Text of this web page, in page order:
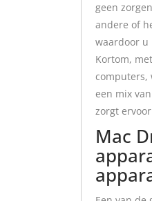
geen
andere of
waardoor u
Kortom,
computers,
een mix
zorgt
Mac